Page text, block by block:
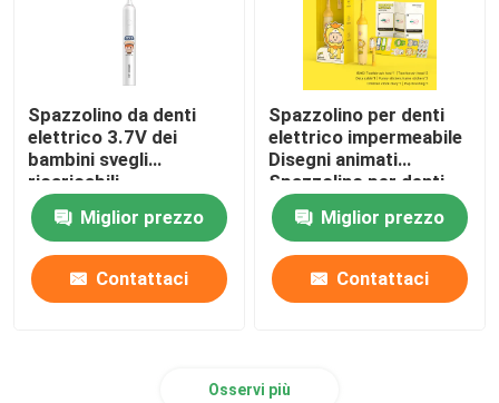
Spazzolino da denti
elettrico 3.7V dei
bambini svegli
ricaricabili
impermeabile con 4
modi Miglior prezzo
Contattaci
Spazzolino per denti
elettrico impermeabile
Disegni animati
Spazzolino per denti
per bambini intelligenti
Spazzolino automatico
Miglior prezzo
Contattaci
Osservi più